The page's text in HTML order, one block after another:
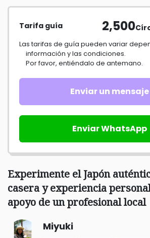
Tarifa guía 2,500
Las tarifas de guía pueden variar dependiendo de la
información y las condiciones.
Por favor, entiéndalo de antemano.
Enviar un mensaje
Enviar WhatsApp
Experimente el Japón
casera y experiencia
apoyo de un profesional local
Miyuki